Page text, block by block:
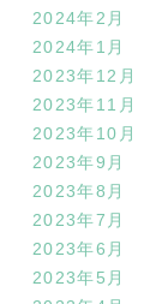
2024年2月
2024年1月
2023年12月
2023年11月
2023年10月
2023年9月
2023年8月
2023年7月
2023年6月
2023年5月